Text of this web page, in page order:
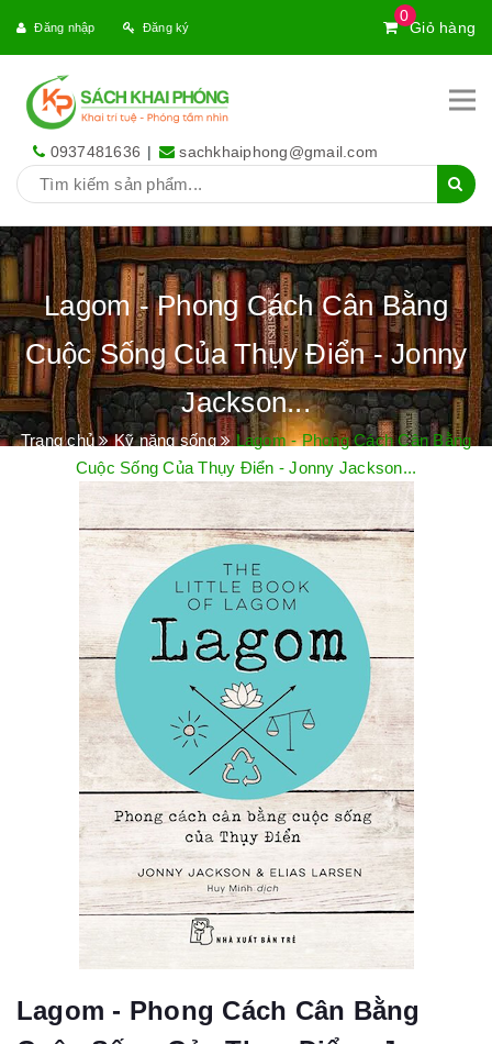
0
Giỏ hàng
Đăng nhập Đăng ký
0937481636 | sachkhaiphong@gmail.com
Lagom - Phong Cách Cân Bằng
Cuộc Sống Của Thụy Điển - Jonny
Jackson...
Trang chủ Kỹ năng sống
Lagom - Phong Cách Cân Bằng
Cuộc Sống Của Thụy Điển - Jonny Jackson...
Lagom - Phong Cách Cân Bằng